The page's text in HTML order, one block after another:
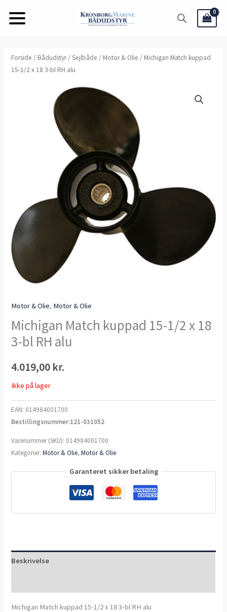
Forside / Bådudstyr/Sejlbåde / Motor & Olie / Michigan Match kuppad
15-1/2 x 18 3-bl RH alu
Motor & Olie, Motor & Olie
Michigan Match kuppad 15-1/2 x 18
3-bl RH alu
4.019,00 kr.
Ikke på lager
EAN: 014984001700
Bestillingsnummer:121-031052
Varenummer (SKU): 014984001700
Kategorier:Motor & Olie,Motor & Olie
Garanteret sikker betaling
Beskrivelse
Michigan Match kuppad 15-1/2 x 18 3-bl RH alu